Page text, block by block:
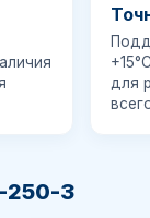
+15°C
для
250-3